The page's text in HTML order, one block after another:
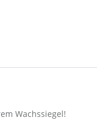
Wachssiegel!